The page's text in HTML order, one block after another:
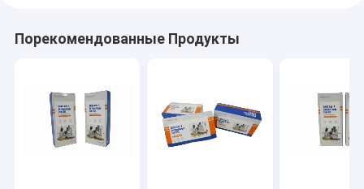
Порекомендованные Продукты